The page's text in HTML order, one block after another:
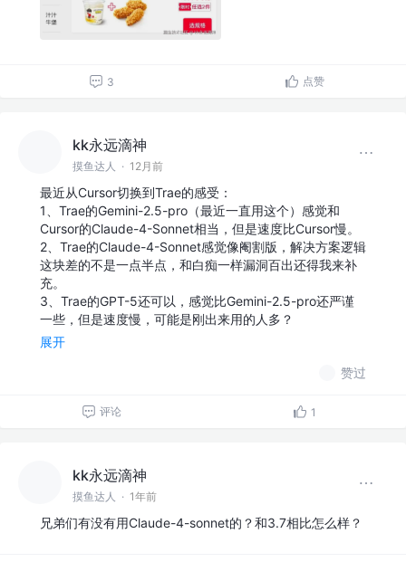
3 点赞
kk永远滴神
摸鱼达人 · 12月前
最近从Cursor切换到Trae的感受：
1、Trae的Gemini-2.5-pro（最近一直用这个）感觉和
Cursor的Claude-4-Sonnet相当，但是速度比Cursor慢。
2、Trae的Claude-4-Sonnet感觉像阉割版，解决方案逻辑
这块差的不是一点半点，和白痴一样漏洞百出还得我来补
充。
3、Trae的GPT-5还可以，感觉比Gemini-2.5-pro还严谨
一些，但是速度慢，可能是刚出来用的人多？
展开
赞过
评论 1
kk永远滴神
摸鱼达人 · 1年前
兄弟们有没有用Claude-4-sonnet的？和3.7相比怎么样？